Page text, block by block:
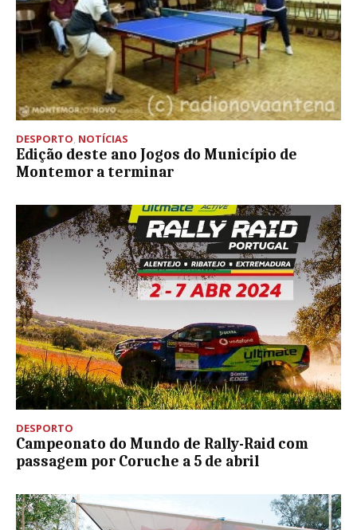
DESPORTO, NOTÍCIAS
Edição deste ano Jogos do Município de
Montemor a terminar
DESPORTO
Campeonato do Mundo de Rally-Raid com
passagem por Coruche a 5 de abril